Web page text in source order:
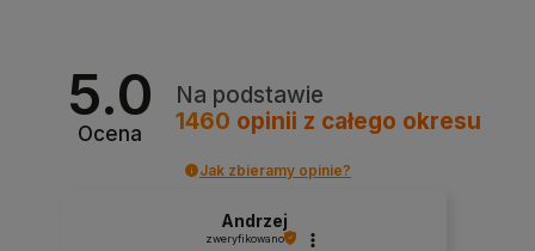
5.0
Ocena
Na podstawie
1460 opinii z całego okresu
Jak zbieramy opinie?
Andrzej
zweryfikowano